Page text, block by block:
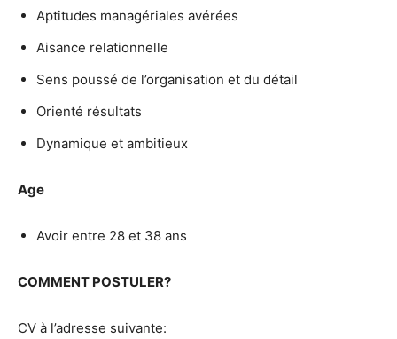
Aptitudes managériales avérées
Aisance relationnelle
Sens poussé de l’organisation et du détail
Orienté résultats
Dynamique et ambitieux
Age
Avoir entre 28 et 38 ans
COMMENT POSTULER?
CV à l’adresse suivante: